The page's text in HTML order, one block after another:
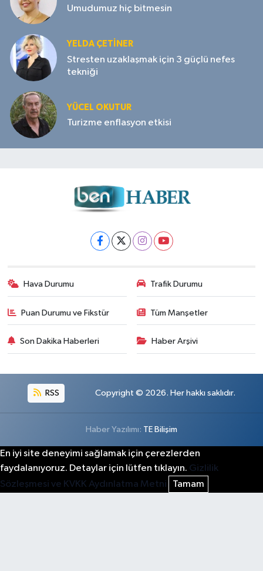
Umudumuz hiç bitmesin
YELDA ÇETİNER
Stresten uzaklaşmak için 3 güçlü nefes
tekniği
YÜCEL OKUTUR
Turizme enflasyon etkisi
Hava Durumu Trafik Durumu
Puan Durumu ve Fikstür Tüm Manşetler
Son Dakika Haberleri Haber Arşivi
RSS Copyright © 2026. Her hakkı saklıdır.
Haber Yazılımı: TE Bilişim
En iyi site deneyimi sağlamak için çerezlerden
faydalanıyoruz. Detaylar için lütfen tıklayın. Gizlilik
Sözleşmesi ve KVKK Aydınlatma Metni
Tamam